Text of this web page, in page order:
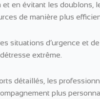
et en évitant les doublons,
de manière plus
situations d’urgence et de
extrême.
détaillés, les
plus